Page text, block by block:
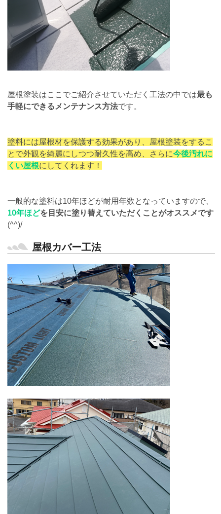
屋根塗装はここでご紹介させていただく工法の中では最も
手軽にできるメンテナンス方法です。
塗料には屋根材を保護する効果があり、屋根塗装をするこ
とで外観を綺麗にしつつ耐久性を高め、さらに今後汚れに
くい屋根にしてくれます！
一般的な塗料は10年ほどが耐用年数となっていますので、
10年ほどを目安に塗り替えていただくことがオススメです
(^^)/
屋根カバー工法